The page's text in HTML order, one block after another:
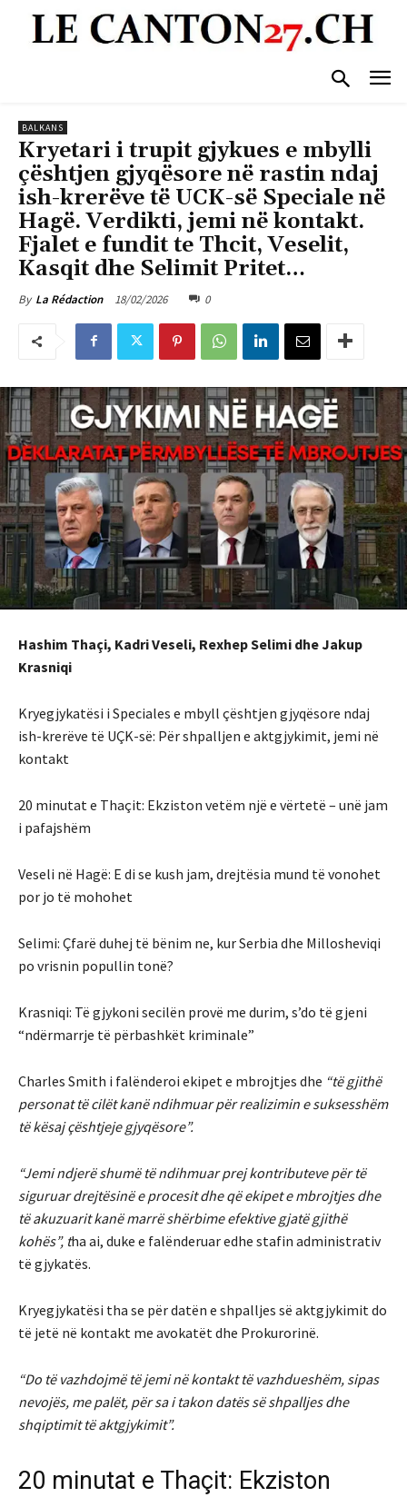
BALKANS
Kryetari i trupit gjykues e mbylli
çështjen gjyqësore në rastin ndaj
ish-krerëve të UCK-së Speciale në
Hagë. Verdikti, jemi në kontakt.
Fjalet e fundit te Thcit, Veselit,
Kasqit dhe Selimit Pritet…
By La Rédaction 18/02/2026 0
Hashim Thaçi, Kadri Veseli, Rexhep Selimi dhe Jakup
Krasniqi
Kryegjykatësi i Speciales e mbyll çështjen gjyqësore ndaj
ish-krerëve të UÇK-së: Për shpalljen e aktgjykimit, jemi në
kontakt
20 minutat e Thaçit: Ekziston vetëm një e vërtetë – unë jam
i pafajshëm
Veseli në Hagë: E di se kush jam, drejtësia mund të vonohet
por jo të mohohet ​
Selimi: Çfarë duhej të bënim ne, kur Serbia dhe Millosheviqi
po vrisnin popullin tonë?
Krasniqi: Të gjykoni secilën provë me durim, s’do të gjeni
“ndërmarrje të përbashkët kriminale”
Charles Smith i falënderoi ekipet e mbrojtjes dhe “të gjithë
personat të cilët kanë ndihmuar për realizimin e suksesshëm
të kësaj çështjeje gjyqësore”.
“Jemi ndjerë shumë të ndihmuar prej kontributeve për të
siguruar drejtësinë e procesit dhe që ekipet e mbrojtjes dhe
të akuzuarit kanë marrë shërbime efektive gjatë gjithë
kohës”, tha ai, duke e falënderuar edhe stafin administrativ
të gjykatës.
Kryegjykatësi tha se për datën e shpalljes së aktgjykimit do
të jetë në kontakt me avokatët dhe Prokurorinë.
“Do të vazhdojmë të jemi në kontakt të vazhdueshëm, sipas
nevojës, me palët, për sa i takon datës së shpalljes dhe
shqiptimit të aktgjykimit”.
20 minutat e Thaçit: Ekziston